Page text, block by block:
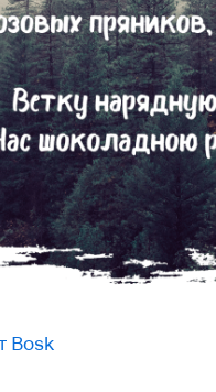
Bosk